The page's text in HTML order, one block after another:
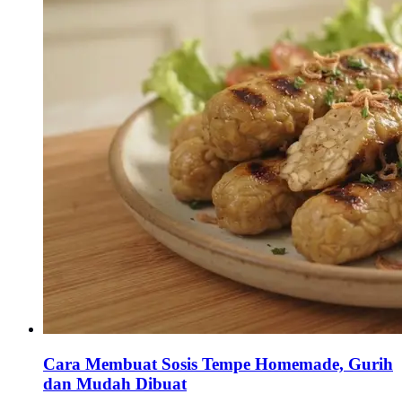
Cara Membuat Sosis Tempe Homemade, Gurih
dan Mudah Dibuat